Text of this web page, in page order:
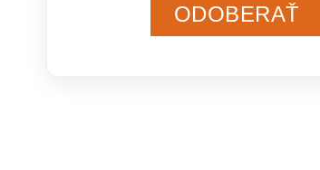
ODOBERAŤ